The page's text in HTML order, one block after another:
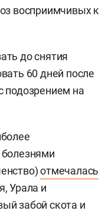
восприимчивых к
до снятия
60 дней после
подозрением на
болезнями
отмечалась
Урала и
забой скота и